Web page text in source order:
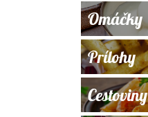
Omáčky
Prílohy
Cestoviny